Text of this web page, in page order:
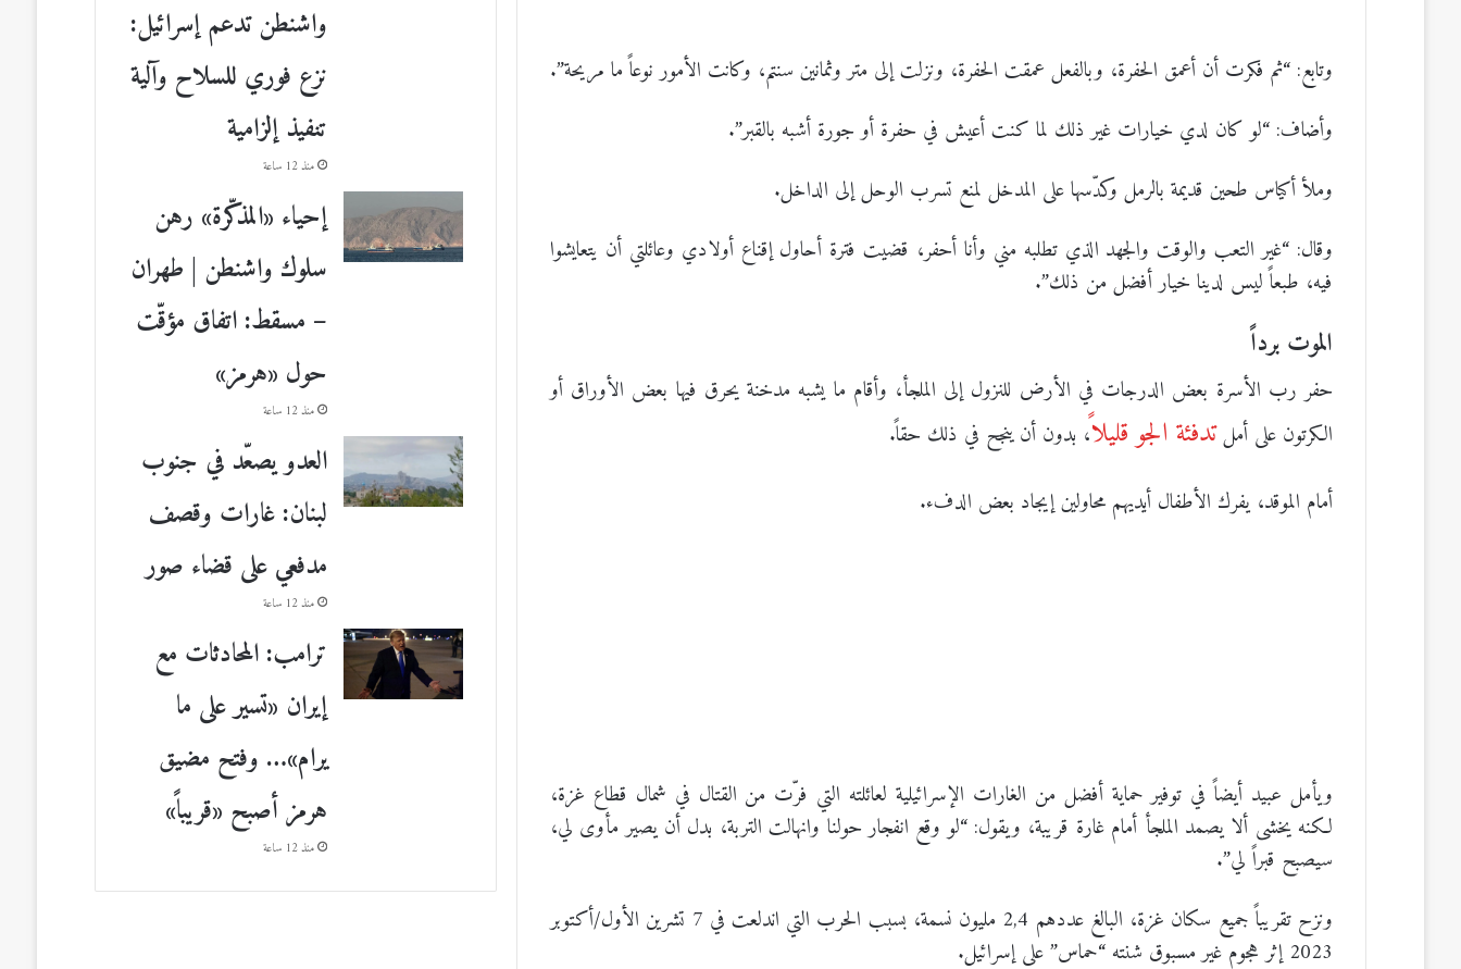
وتابع: “ثم فكرت أن أعمق الحفرة، وبالفعل عمقت الحفرة، ونزلت إلى متر وثمانين سنتم، وكانت الأمور نوعاً ما مريحة”.
وأضاف: “لو كان لدي خيارات غير ذلك لما كنت أعيش في حفرة أو جورة أشبه بالقبر”.
وملأ أكياس طحين قديمة بالرمل وكدّسها على المدخل لمنع تسرب الوحل إلى الداخل.
وقال: “غير التعب والوقت والجهد الذي تطلبه مني وأنا أحفر، قضيت فترة أحاول إقناع أولادي وعائلتي أن يتعايشوا
فيه، طبعاً ليس لدينا خيار أفضل من ذلك”.
الموت برداً
حفر رب الأسرة بعض الدرجات في الأرض للنزول إلى الملجأ، وأقام ما يشبه مدخنة يحرق فيها بعض الأوراق أو
الكرتون على أملتدفئة الجو قليلاً، بدون أن ينجح في ذلك حقاً.
أمام الموقد، يفرك الأطفال أيديهم محاولين إيجاد بعض الدفء.
ويأمل عبيد أيضاً في توفير حماية أفضل من الغارات الإسرائيلية لعائلته التي فرّت من القتال في شمال قطاع غزة،
لكنه يخشى ألا يصمد الملجأ أمام غارة قريبة، ويقول: “لو وقع انفجار حولنا وانهالت التربة، بدل أن يصير مأوى لي،
سيصبح قبراً لي”.
ونزح تقريباً جميع سكان غزة، البالغ عددهم 2,4 مليون نسمة، بسبب الحرب التي اندلعت في 7 تشرين الأول/أكتوبر
2023 إثر هجوم غير مسبوق شنته “حماس” على إسرائيل.
واشنطن تدعم إسرائيل:
نزع فوري للسلاح وآلية
تنفيذ إلزامية
منذ 12 ساعة
إحياء «المذكّرة» رهن
سلوك واشنطن | طهران
– مسقط: اتفاق مؤقّت
حول «هرمز»
منذ 12 ساعة
العدو يصعّد في جنوب
لبنان: غارات وقصف
مدفعي على قضاء صور
منذ 12 ساعة
ترامب: المحادثات مع
إيران «تسير على ما
يرام»… وفتح مضيق
هرمز أصبح «قريباً»
منذ 12 ساعة